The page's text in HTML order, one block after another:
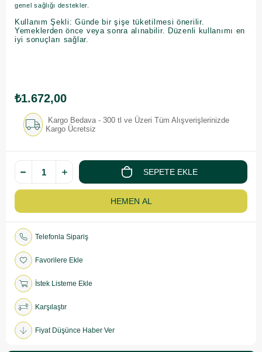
genel sağlığı destekler.
Kullanım Şekli: Günde bir şişe tüketilmesi önerilir.
Yemeklerden önce veya sonra alınabilir. Düzenli kullanımı en
iyi sonuçları sağlar.
₺1.672,00
Kargo Bedava - 300 tl ve Üzeri Tüm Alışverişlerinizde
Kargo Ücretsiz
Telefonla Sipariş
Favorilere Ekle
İstek Listeme Ekle
Karşılaştır
Fiyat Düşünce Haber Ver